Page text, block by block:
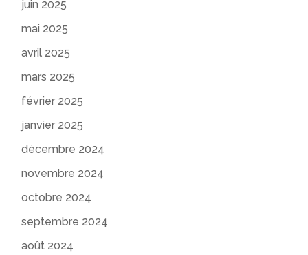
juin 2025
mai 2025
avril 2025
mars 2025
février 2025
janvier 2025
décembre 2024
novembre 2024
octobre 2024
septembre 2024
août 2024